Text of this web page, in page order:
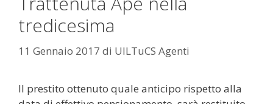
tredicesima
11 Gennaio 2017 di UILTuCS Agenti
Il prestito ottenuto quale anticipo rispetto alla